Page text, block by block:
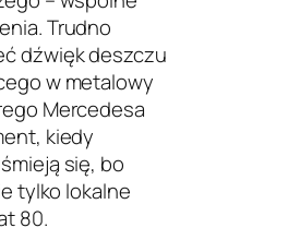
Trudno
dźwięk deszczu
w metalowy
Mercedesa
kiedy
się, bo
tylko lokalne
80.